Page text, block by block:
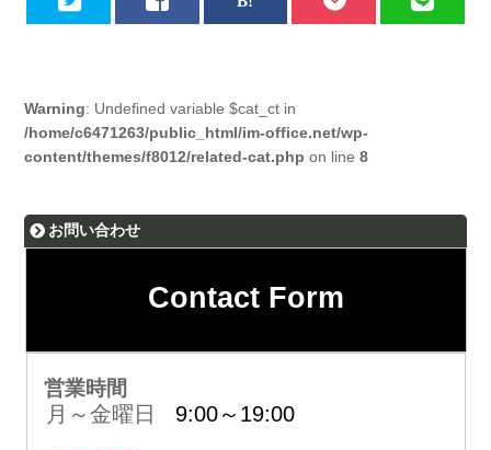
Warning: Undefined variable $cat_ct in
/home/c6471263/public_html/im-office.net/wp-
content/themes/f8012/related-cat.php on line8
お問い合わせ
Contact Form
営業時間
月～金曜日 9:00～19:00